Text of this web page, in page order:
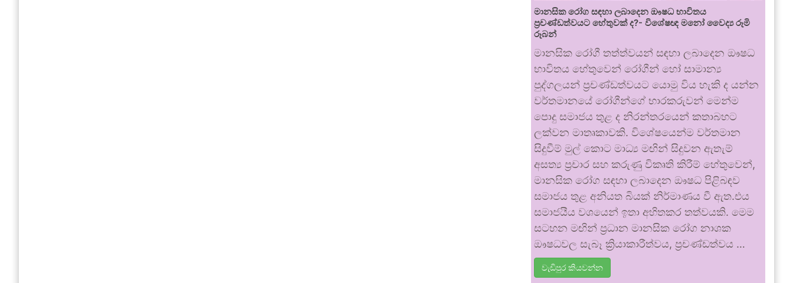
මානසික රෝග සඳහා ලබාදෙන ඖෂධ භාවිතය
ප්‍රචණ්ඩත්වයට හේතුවක් ද?- විශේෂඥ මනෝ වෛද්‍ය රූමි
රූබන්
මානසික රෝගී තත්ත්වයන් සඳහා ලබාදෙන ඖෂධ
භාවිතය හේතුවෙන් රෝගීන් හෝ සාමාන්‍ය
පුද්ගලයන් ප්‍රචණ්ඩත්වයට යොමු විය හැකි ද යන්න
වර්තමානයේ රෝගීන්ගේ භාරකරුවන් මෙන්ම
පොදු සමාජය තුළ ද නිරන්තරයෙන් කතාබහට
ලක්වන මාතෘකාවකි. විශේෂයෙන්ම වර්තමාන
සිදුවීම් මුල් කොට මාධ්‍ය මඟින් සිදුවන ඇතැම්
අසත්‍ය ප්‍රචාර සහ කරුණු විකෘති කිරීම් හේතුවෙන්,
මානසික රෝග සඳහා ලබාදෙන ඖෂධ පිළිබඳව
සමාජය තුළ අනියත බියක් නිර්මාණය වී ඇත.එය
සමාජයීය වශයෙන් ඉතා අහිතකර තත්වයකි. මෙම
සටහන මඟින් ප්‍රධාන මානසික රෝග නාශක
ඖෂධවල සැබෑ ක්‍රියාකාරීත්වය, ප්‍රචණ්ඩත්වය …
වැඩිපුර කියවන්න